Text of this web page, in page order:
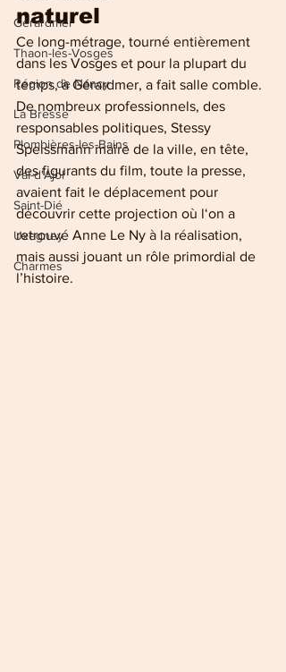
Gérardmer
Thaon-les-Vosges
Région de Nancy
La Bresse
Plombières-les-Bains
Val-d'Ajol
Saint-Dié
Uxegney
Charmes
naturel
Ce long-métrage, tourné entièrement
dans les Vosges et pour la plupart du
temps, à Gérardmer, a fait salle comble.
De nombreux professionnels, des
responsables politiques, Stessy
Speissmann maire de la ville, en tête,
des figurants du film, toute la presse,
avaient fait le déplacement pour
découvrir cette projection où l‘on a
retrouvé Anne Le Ny à la réalisation,
mais aussi jouant un rôle primordial de
l’histoire.